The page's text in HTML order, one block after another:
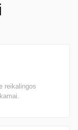
reikalingos